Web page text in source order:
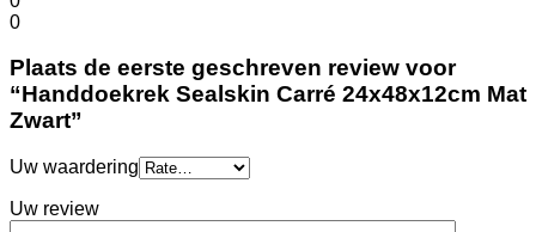
0
Plaats de eerste geschreven review voor
“Handdoekrek Sealskin Carré 24x48x12cm Mat
Zwart”
Uw waardering
Uw review